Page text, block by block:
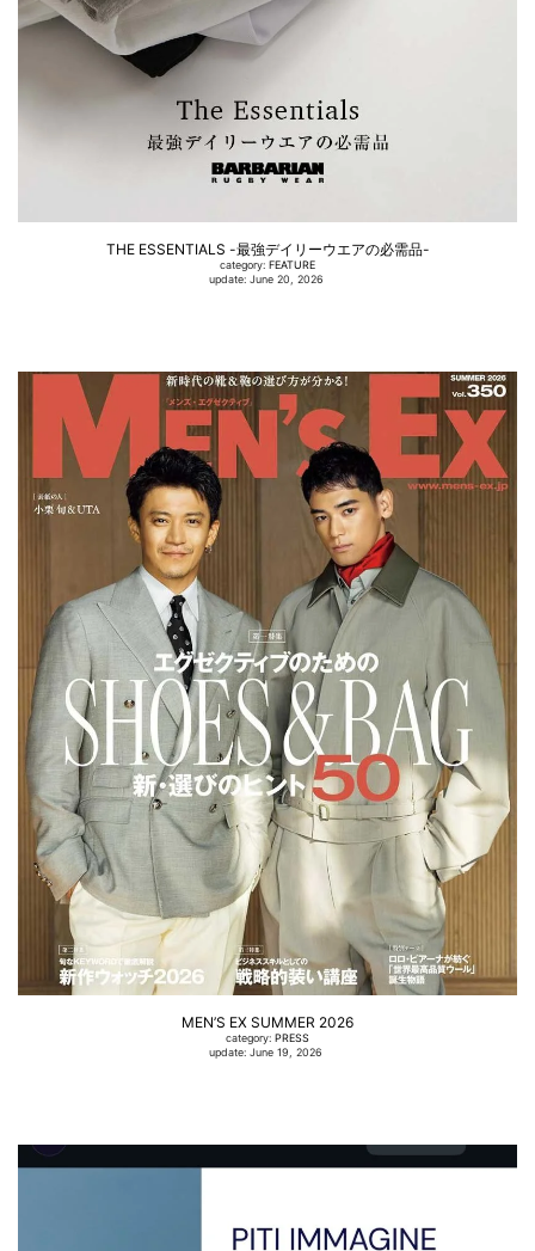
THE ESSENTIALS -最強デイリーウエアの必需品-
category: FEATURE
update: June 20, 2026
MEN’S EX SUMMER 2026
category: PRESS
update: June 19, 2026